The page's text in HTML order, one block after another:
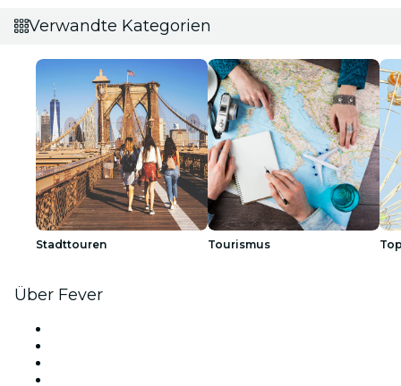
Verwandte Kategorien
Stadttouren Tourismus
Über Fever